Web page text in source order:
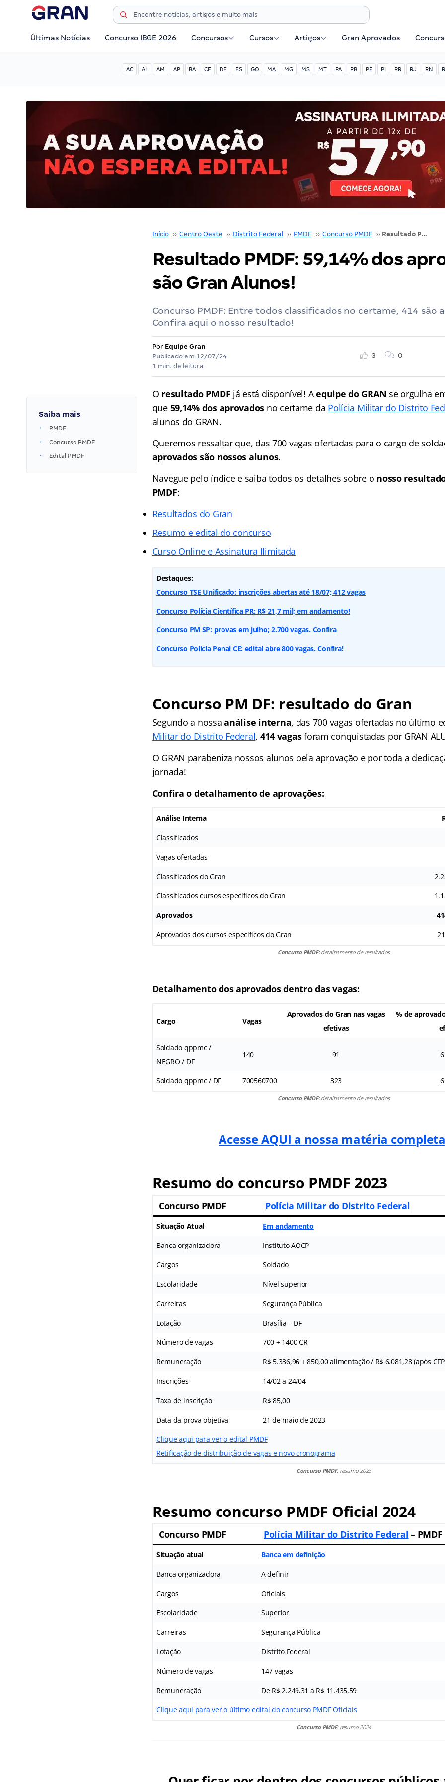
Últimas Notícias Concurso IBGE 2026 Concursos Cursos Artigos Gran Aprovados
AC AL AM AP BA CE DF ES GO MA MG MS MT PA PB PE PI PR RJ RN
Início ›› Centro Oeste ›› Distrito Federal ›› PMDF ›› Concurso PMDF ›› Resultado PMDF: 59,14% dos aprovados são Gran Alunos!
Resultado PMDF: 59,14% dos
são Gran Alunos!
Concurso PMDF: Entre todos classificados no certame, 414 são
Confira aqui o nosso resultado!
Por Equipe Gran
Publicado em 12/07/24
1 min. de leitura
3 0
Saiba mais
PMDF
Concurso PMDF
Edital PMDF
O resultado PMDF já está disponível! Aequipe do GRAN se orgulha
que59,14% dos aprovados no certame da Polícia Militar do Distrito
alunos do GRAN.
Queremos ressaltar que, das 700 vagas ofertadas para o cargo de
aprovados são nossos alunos.
Navegue pelo índicee saiba todos os detalhes sobre o nosso
PMDF:
Resultados do Gran
Resumo e edital do concurso
Curso Online e Assinatura Ilimitada
Destaques:
Concurso TSE Unificado: inscrições abertas até 18/07; 412 vagas
Concurso Polícia Científica PR: R$ 21,7 mil; em andamento!
Concurso PM SP: provas em julho; 2.700 vagas. Confira
Concurso Polícia Penal CE: edital abre 800 vagas. Confira!
Concurso PM DF: resultado do Gran
Segundo a nossaanálise interna, das 700 vagas ofertadas no último
Militar do Distrito Federal, 414 vagasforam conquistadas por GRAN
O GRAN parabeniza nossos alunos pela aprovação e por toda a
jornada!
Confira o detalhamento de aprovações:
Análise Interna
Classificados
Vagas ofertadas
Classificados do Gran
Classificados cursos específicos do Gran
Aprovados
Aprovados dos cursos específicos do Gran
Concurso PMDF:detalhamento de resultados
Detalhamento dos aprovados dentro das vagas:
Cargo Vagas
Aprovados do Gran nas vagas
efetivas
% de
Soldado qppmc /
NEGRO / DF
140 91
Soldado qppmc / DF 700560700 323
Concurso PMDF:detalhamento de resultados
Acesse AQUI a nossa matéria
Resumo do concurso PMDF 2023
Concurso PMDF Polícia Militar do Distrito Federal
Situação Atual Em andamento
Banca organizadora Instituto AOCP
Cargos Soldado
Escolaridade Nível superior
Carreiras Segurança Pública
Lotação Brasília – DF
Número de vagas 700 + 1400 CR
Remuneração R$ 5.336,96 + 850,00 alimentação / R$ 6.081,28 (após
Inscrições 14/02 a 24/04
Taxa de inscrição R$ 85,00
Data da prova objetiva 21 de maio de 2023
Clique aqui para ver o edital PMDF
Retificação de distribuição de vagas e novo cronograma
Concurso PMDF: resumo 2023
Resumo concurso PMDF Oficial 2024
Concurso PMDF Polícia Militar do Distrito Federal – PMDF
Situação atual Banca em definição
Banca organizadora A definir
Cargos Oficiais
Escolaridade Superior
Carreiras Segurança Pública
Lotação Distrito Federal
Número de vagas 147 vagas
Remuneração De R$ 2.249,31 a R$ 11.435,59
Clique aqui para ver o último edital do concurso PMDF Oficiais
Concurso PMDF: resumo 2024